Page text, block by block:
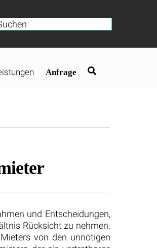
Anfrage
und Entscheidungen,
Rücksicht zu nehmen.
von den unnötigen